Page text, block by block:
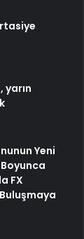
yarın
Yeni
FX